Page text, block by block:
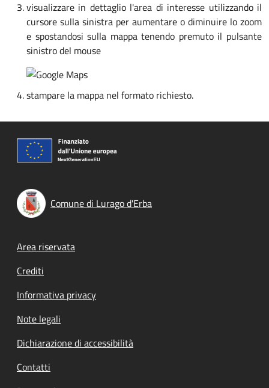
visualizzare in dettaglio l'area di interesse utilizzando il
cursore sulla sinistra per aumentare o diminuire lo zoom
e spostandosi sulla mappa tenendo premuto il pulsante
sinistro del mouse
stampare la mappa nel formato richiesto.
Comune di Lurago d'Erba
Footer menu
Area riservata
Crediti
Informativa privacy
Note legali
Dichiarazione di accessibilità
Contatti